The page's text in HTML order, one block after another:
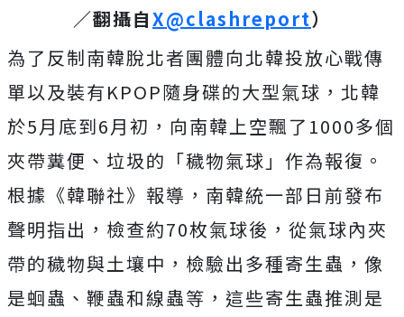
／翻攝自X@clashreport）
為了反制南韓脫北者團體向北韓投放心戰傳
單以及裝有KPOP隨身碟的大型氣球，北韓
於5月底到6月初，向南韓上空飄了1000多個
夾帶糞便、垃圾的「穢物氣球」作為報復。
根據《韓聯社》報導，南韓統一部日前發布
聲明指出，檢查約70枚氣球後，從氣球內夾
帶的穢物與土壤中，檢驗出多種寄生蟲，像
是蛔蟲、鞭蟲和線蟲等， 這些寄生蟲推測是